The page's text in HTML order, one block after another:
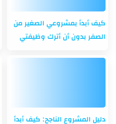
كيف أبدأ بمشروعي الصغير من
الصفر بدون أن أترك وظيفتي
دليل المشروع الناجح: كيف أبدأ